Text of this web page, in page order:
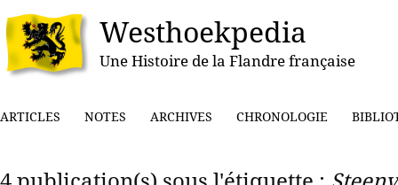
Westhoekpedia
Une Histoire de la Flandre française
ARTICLES NOTES ARCHIVES CHRONOLOGIE